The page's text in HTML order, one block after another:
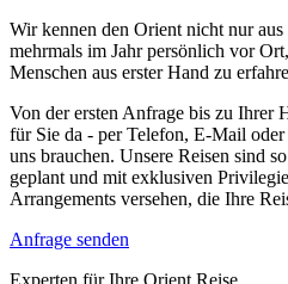
Wir kennen den Orient nicht nur
mehrmals im Jahr persönlich vor
Menschen aus erster Hand zu
Von der ersten Anfrage bis zu Ihrer
für Sie da - per Telefon, E-Mail
uns brauchen. Unsere Reisen sind
geplant und mit exklusiven
Arrangements versehen, die Ihre
Anfrage senden
Experten für Ihre Orient Reise